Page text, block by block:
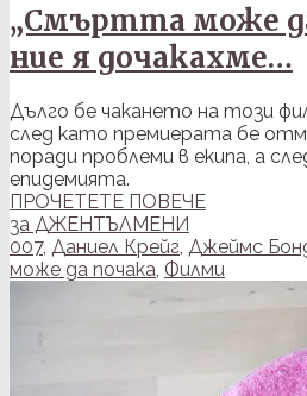
„Смъртта може
ние я дочакахме…
Дълго бе чакането на този
след като премиерата бе
поради проблеми в екипа, а
епидемията.
ПРОЧЕТЕТЕ ПОВЕЧЕ
за ДЖЕНТЪЛМЕНИ
007, Даниел Крейг, Джеймс
може да почака, Филми